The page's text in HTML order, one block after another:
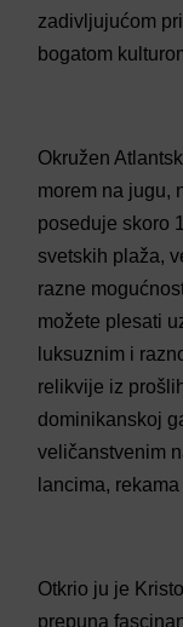
zadivljujućom
bogatom
Okružen
morem na jugu,
poseduje skoro
svetskih plaža,
razne
možete plesati
luksuznim i
relikvije iz
dominikanskoj
veličanstvenim
lancima,
Otkrio ju je
prepuna